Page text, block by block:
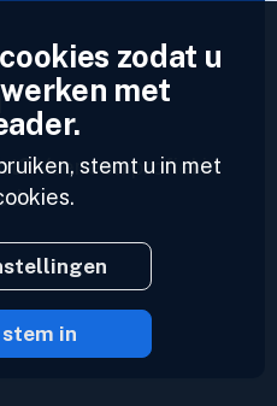
Voer een profiel in
zodat u
met
stemt u in met
stem in